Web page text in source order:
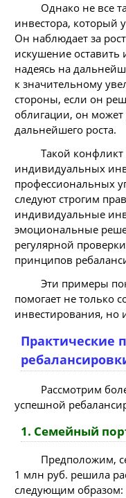
Однако не все
инвестора, который
Он наблюдает за
искушение
надеясь на
к значительному
стороны, если он
облигации, он может
дальнейшего роста.
Такой конфликт
индивидуальных
профессиональных
следуют строгим
индивидуальные
эмоциональные
регулярной
принципов
Эти примеры
помогает не только
инвестирования, но
Практические
Рассмотрим
успешной
1. Семейный
Предположим,
1 млн руб. решила
следующим образом: